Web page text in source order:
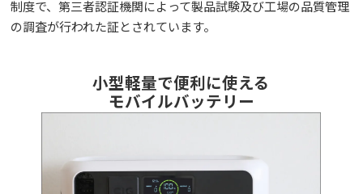
制度で、第三者認証機関によって製品試験及び工場の品質管理
の調査が行われた証とされています。
小型軽量で便利に使える
モバイルバッテリー